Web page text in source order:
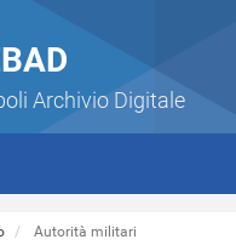
Archivio Digitale
Autorità militari